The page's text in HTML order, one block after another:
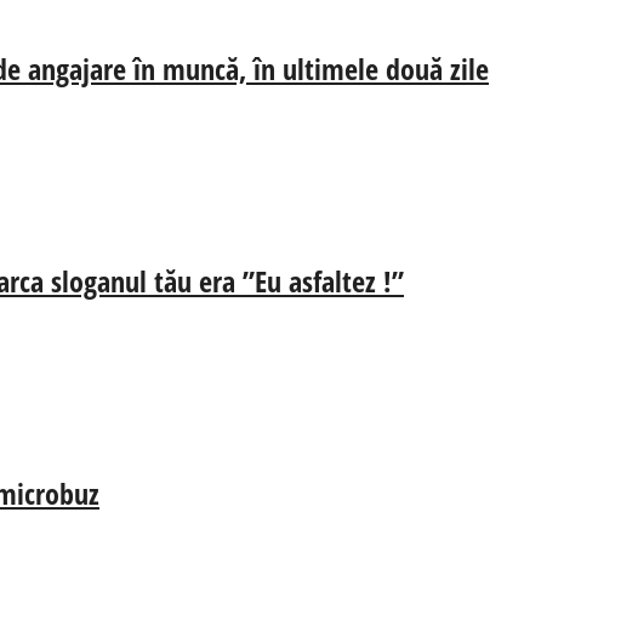
angajare în muncă, în ultimele două zile
sloganul tău era ”Eu asfaltez !”